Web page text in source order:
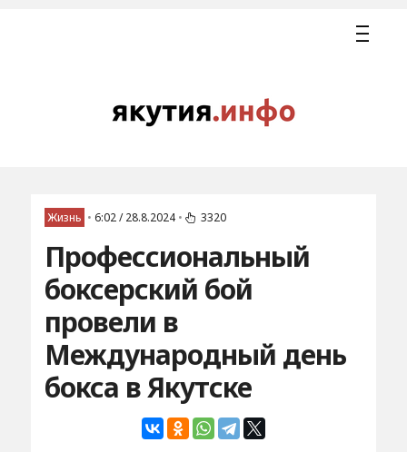
Жизнь • 6:02 / 28.8.2024 • 3320
Профессиональный
боксерский бой
провели в
Международный день
бокса в Якутске